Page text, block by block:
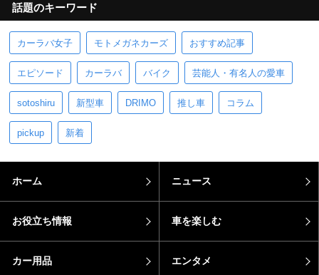
話題のキーワード
カーラバ女子 モトメガネカーズ おすすめ記事
エピソード カーラバ バイク 芸能人・有名人の愛車
sotoshiru 新型車 DRIMO 推し車 コラム
pickup 新着
ホーム ニュース
お役立ち情報 車を楽しむ
カー用品 エンタメ